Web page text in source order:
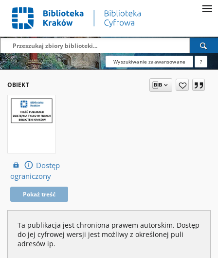
Wyszukiwanie zaawansowane ?
OBIEKT
Dostęp
ograniczony
Pokaż treść
Ta publikacja jest chroniona prawem autorskim. Dostęp
do jej cyfrowej wersji jest możliwy z określonej puli
adresów ip.